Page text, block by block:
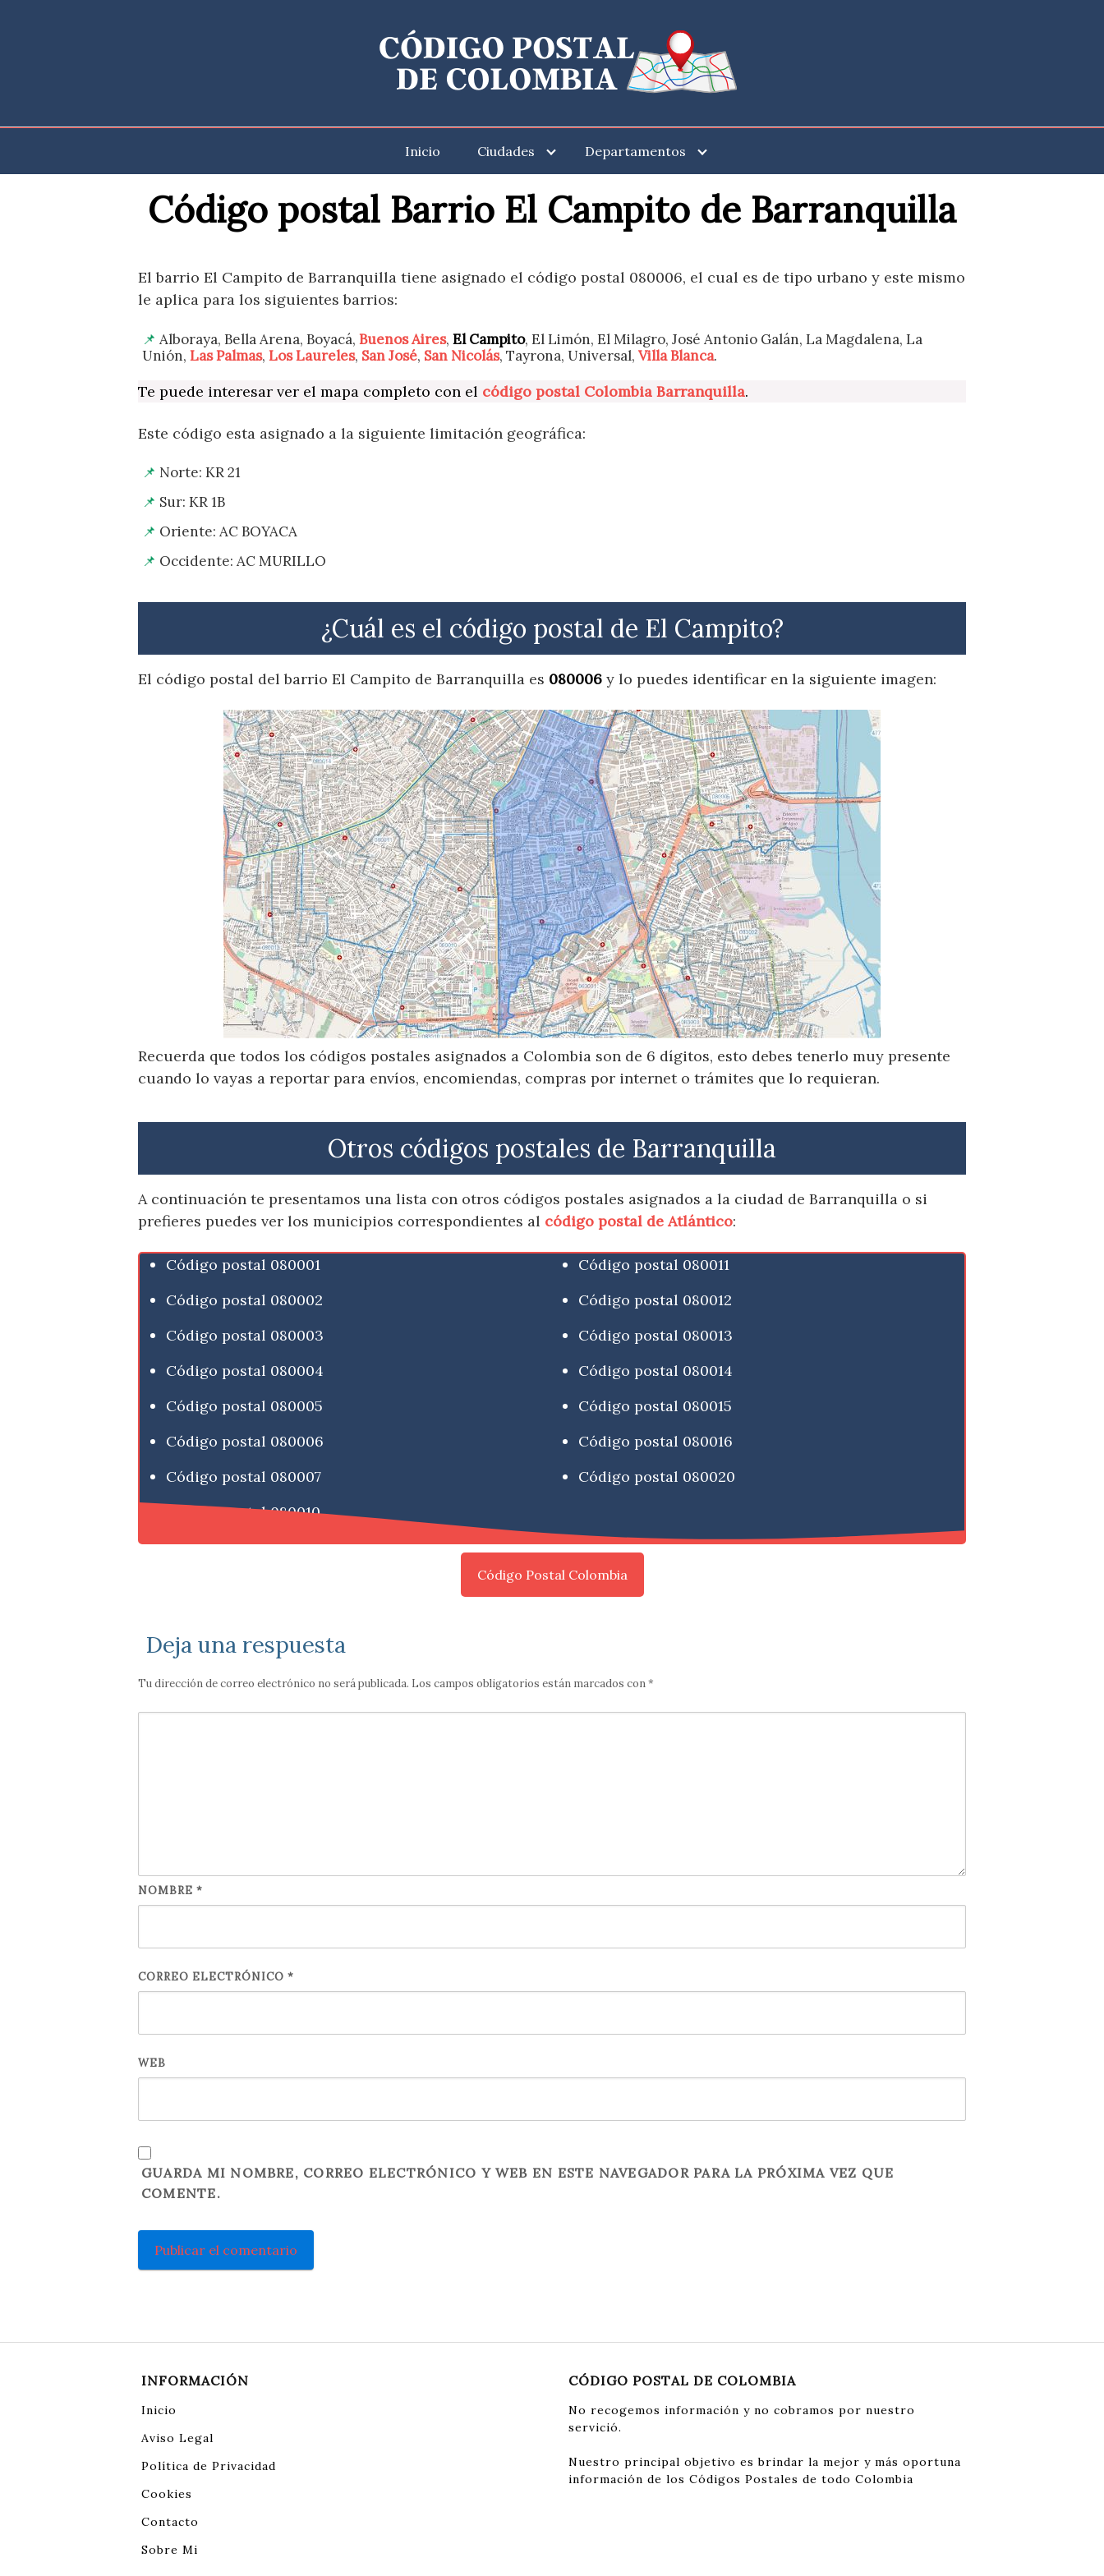
Inicio Ciudades Departamentos
Código postal Barrio El Campito de Barranquilla
El barrio El Campito de Barranquilla tiene asignado el código postal 080006, el cual es de tipo urbano y este mismo
le aplica para los siguientes barrios:
Alboraya, Bella Arena, Boyacá, Buenos Aires, El Campito, El Limón, El Milagro, José Antonio Galán, La Magdalena, La
Unión, Las Palmas, Los Laureles, San José, San Nicolás, Tayrona, Universal, Villa Blanca.
Te puede interesar ver el mapa completo con el código postal Colombia Barranquilla.
Este código esta asignado a la siguiente limitación geográfica:
Norte: KR 21
Sur: KR 1B
Oriente: AC BOYACA
Occidente: AC MURILLO
¿Cuál es el código postal de El Campito?
El código postal del barrio El Campito de Barranquilla es 080006 y lo puedes identificar en la siguiente imagen:
Recuerda que todos los códigos postales asignados a Colombia son de 6 dígitos, esto debes tenerlo muy presente
cuando lo vayas a reportar para envíos, encomiendas, compras por internet o trámites que lo requieran.
Otros códigos postales de Barranquilla
A continuación te presentamos una lista con otros códigos postales asignados a la ciudad de Barranquilla o si
prefieres puedes ver los municipios correspondientes al código postal de Atlántico:
Código postal 080001
Código postal 080002
Código postal 080003
Código postal 080004
Código postal 080005
Código postal 080006
Código postal 080007
Código postal 080010
Código postal 080011
Código postal 080012
Código postal 080013
Código postal 080014
Código postal 080015
Código postal 080016
Código postal 080020
Código Postal Colombia
Deja una respuesta
Tu dirección de correo electrónico no será publicada. Los campos obligatorios están marcados con*
NOMBRE *
CORREO ELECTRÓNICO *
WEB
GUARDA MI NOMBRE, CORREO ELECTRÓNICO Y WEB EN ESTE NAVEGADOR PARA LA PRÓXIMA VEZ QUE
COMENTE.
INFORMACIÓN
Inicio
Aviso Legal
Política de Privacidad
Cookies
Contacto
Sobre Mi
CÓDIGO POSTAL DE COLOMBIA
No recogemos información y no cobramos por nuestro
servició.
Nuestro principal objetivo es brindar la mejor y más oportuna
información de los Códigos Postales de todo Colombia